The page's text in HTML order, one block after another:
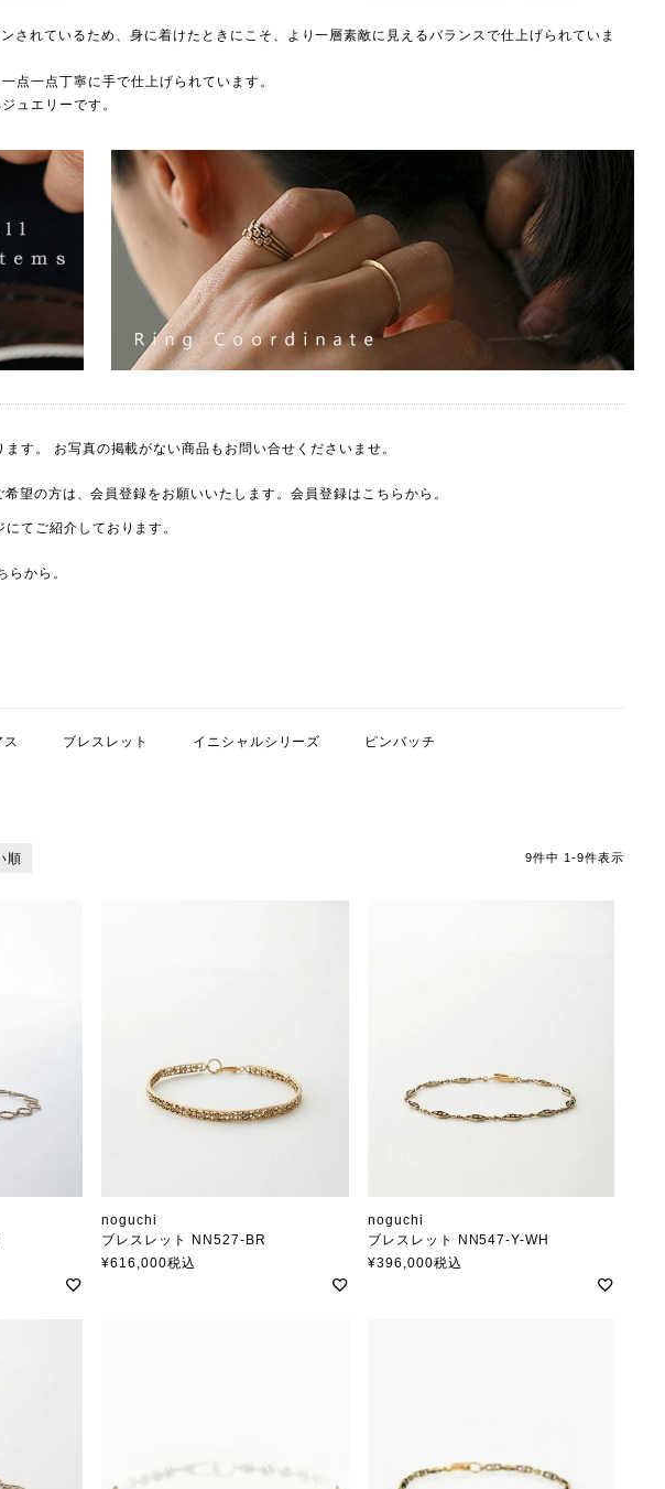
れているため、身に着けたときにこそ、より一層素敵に見えるバランスで仕上げられていま
点一点丁寧に手で仕上げられています。
ュエリーです。
す。 お写真の掲載がない商品もお問い合せくださいませ。
望の方は、会員登録をお願いいたします。会員登録は こちら から。
てご紹介しております。
ら から。
ス ブレスレット イニシャルシリーズ ピンバッチ
順 9件中 1-9件表示
noguchi
ブレスレット NN527-BR
ノグチ
¥616,000税込
noguchi
ブレスレット NN547-Y-WH
ノグチ
¥396,000税込